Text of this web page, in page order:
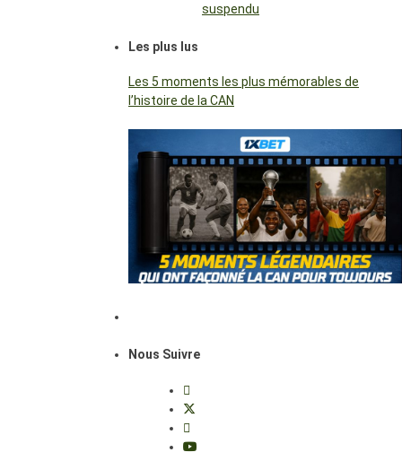
suspendu
Les plus lus
Les 5 moments les plus mémorables de
l’histoire de la CAN
Nous Suivre